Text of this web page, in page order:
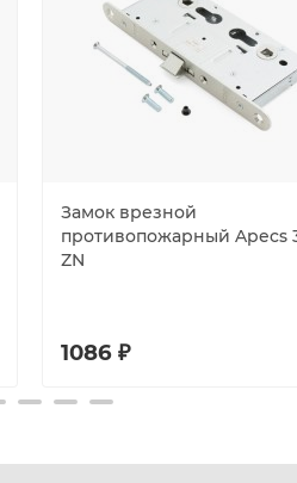
Замок врезной
противопожарный Apecs
ZN
1086 ₽